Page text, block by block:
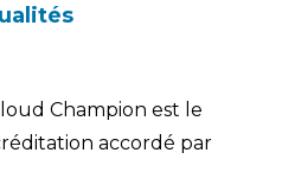
Champion est le
accordé par